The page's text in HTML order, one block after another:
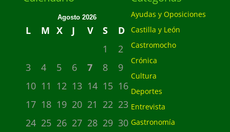
Agosto 2026
L M X J V S
D
1
2
3
4 5 6 7 8
9
10 11 12 13 14 15 16
17 18 19 20 21 22 23
24 25 26 27 28 29 30
Ayudas y Oposiciones
Castilla y León
Castromocho
Crónica
Cultura
Deportes
Entrevista
Gastronomía